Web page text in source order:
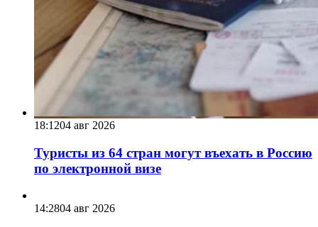
18:1204 авг 2026
Туристы из 64 стран могут въехать в Россию
по электронной визе
14:2804 авг 2026